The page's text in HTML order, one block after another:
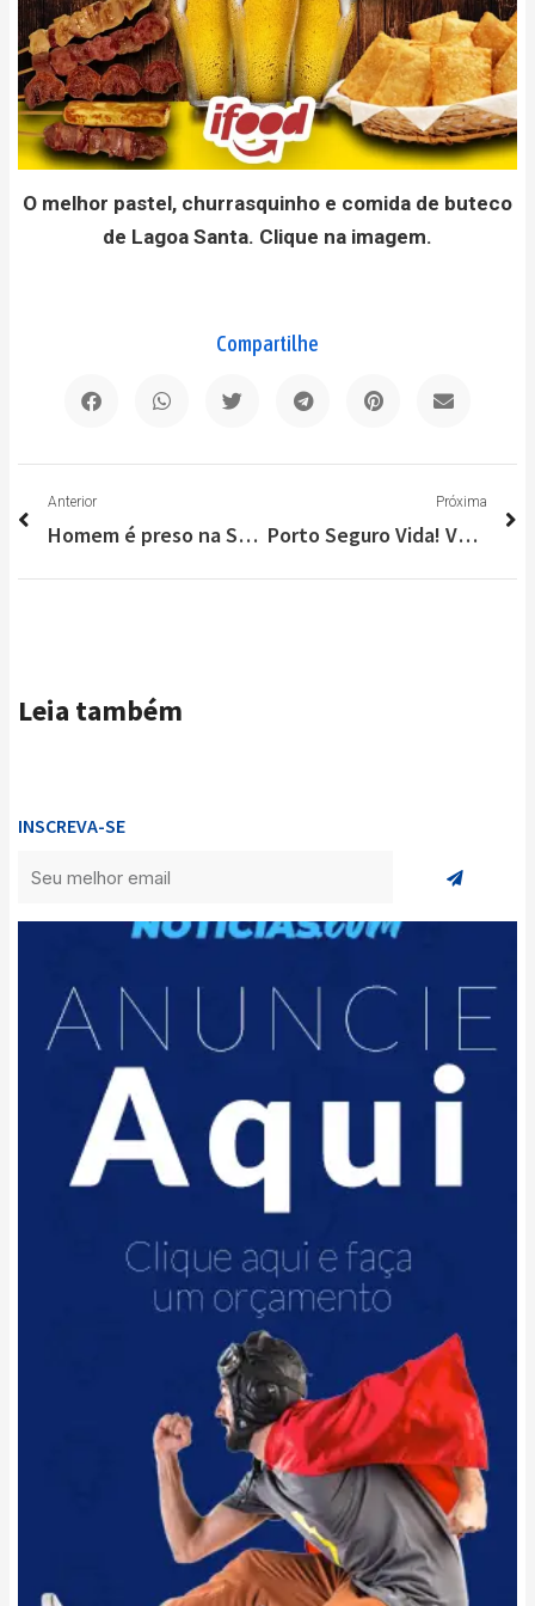
O melhor pastel, churrasquinho e comida de buteco
de Lagoa Santa. Clique na imagem.
Compartilhe
Anterior
Homem é preso na Serra do Cipó com armas e após confessar tráfico de drogas
Próxima
Porto Seguro Vida! Você vive hoje, e deixa o amanhã com a gente, confira!
Leia também
INSCREVA-SE